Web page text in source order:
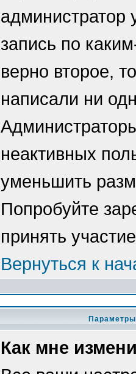
администратор
запись по
верно второе,
написали ни
неактивных
уменьшить
Попробуйте
принять
Вернуться к
Как мне